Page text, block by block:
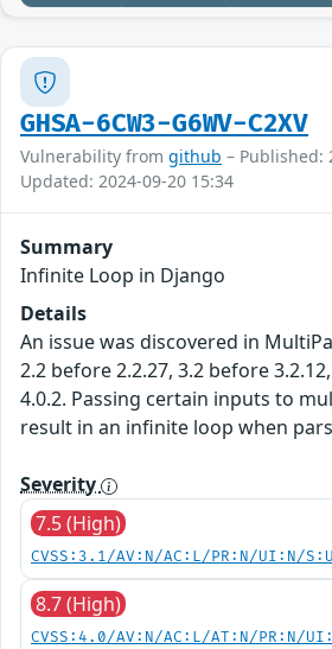
GHSA-6CW3-G6WV-C2XV
Vulnerability from github – Published:
Updated: 2024-09-20 15:34
Summary
Infinite Loop in Django
Details
An issue was discovered in
2.2 before 2.2.27, 3.2 before
4.0.2. Passing certain inputs to
result in an infinite loop when
Severity
7.5 (High)
CVSS:3.1/AV:N/AC:L/PR:N/UI:N/
8.7 (High)
CVSS:4.0/AV:N/AC:L/AT:N/PR:N/